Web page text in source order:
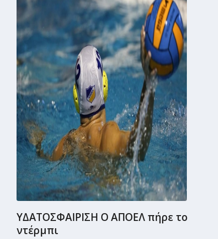
ΥΔΑΤΟΣΦΑΙΡΙΣΗ Ο ΑΠΟΕΛ πήρε το
ντέρμπι